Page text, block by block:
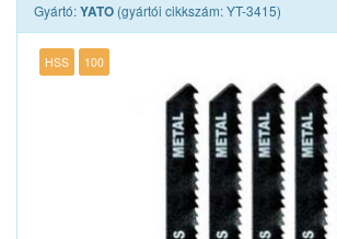
Gyártó:YATO (gyártói cikkszám: YT-3415)
HSS 100